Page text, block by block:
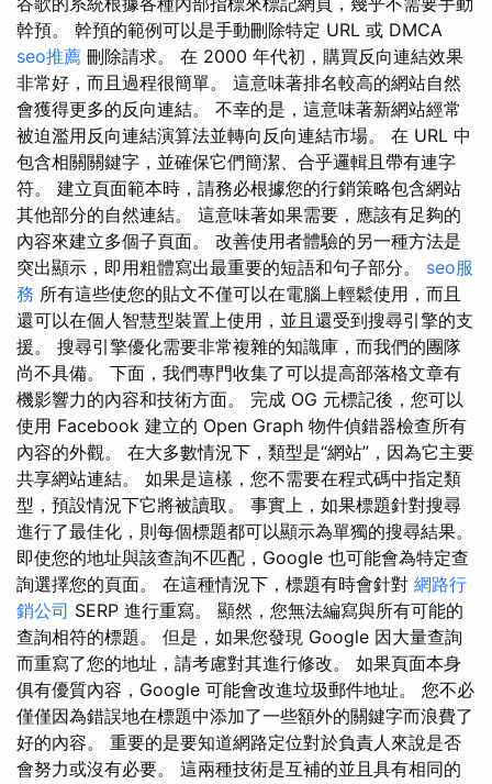
幹預。 幹預的範例可以是手動刪除特定 URL 或 DMCA
seo推薦 刪除請求。 在 2000 年代初，購買反向連結效果
非常好，而且過程很簡單。 這意味著排名較高的網站自然
會獲得更多的反向連結。 不幸的是，這意味著新網站經常
被迫濫用反向連結演算法並轉向反向連結市場。 在 URL 中
包含相關關鍵字，並確保它們簡潔、合乎邏輯且帶有連字
符。 建立頁面範本時，請務必根據您的行銷策略包含網站
其他部分的自然連結。 這意味著如果需要，應該有足夠的
內容來建立多個子頁面。 改善使用者體驗的另一種方法是
突出顯示，即用粗體寫出最重要的短語和句子部分。 seo服
務 所有這些使您的貼文不僅可以在電腦上輕鬆使用，而且
還可以在個人智慧型裝置上使用，並且還受到搜尋引擎的支
援。 搜尋引擎優化需要非常複雜的知識庫，而我們的團隊
尚不具備。 下面，我們專門收集了可以提高部落格文章有
機影響力的內容和技術方面。 完成 OG 元標記後，您可以
使用 Facebook 建立的 Open Graph 物件偵錯器檢查所有
內容的外觀。 在大多數情況下，類型是“網站”，因為它主要
共享網站連結。 如果是這樣，您不需要在程式碼中指定類
型，預設情況下它將被讀取。 事實上，如果標題針對搜尋
進行了最佳化，則每個標題都可以顯示為單獨的搜尋結果。
即使您的地址與該查詢不匹配，Google 也可能會為特定查
詢選擇您的頁面。 在這種情況下，標題有時會針對 網路行
銷公司 SERP 進行重寫。 顯然，您無法編寫與所有可能的
查詢相符的標題。 但是，如果您發現 Google 因大量查詢
而重寫了您的地址，請考慮對其進行修改。 如果頁面本身
俱有優質內容，Google 可能會改進垃圾郵件地址。 您不必
僅僅因為錯誤地在標題中添加了一些額外的關鍵字而浪費了
好的內容。 重要的是要知道網路定位對於負責人來說是否
會努力或沒有必要。 這兩種技術是互補的並且具有相同的